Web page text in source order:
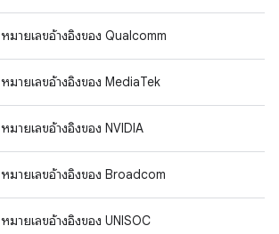
หมายเลขอ้างอิงของ Qualcomm
หมายเลขอ้างอิงของ MediaTek
หมายเลขอ้างอิงของ NVIDIA
หมายเลขอ้างอิงของ Broadcom
หมายเลขอ้างอิงของ UNISOC